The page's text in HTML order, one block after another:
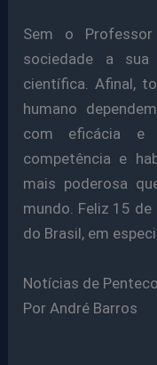
Sem o
sociedade a
científica. Afinal,
humano
com eficácia e
competência e
mais poderosa
mundo. Feliz 15
do Brasil, em
Notícias de
Por André Barros